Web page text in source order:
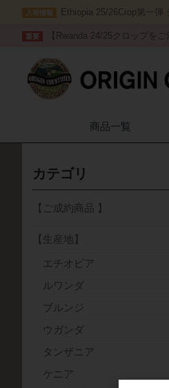
入荷情報 Ethiopia 25/26Crop第一弾
重要 【Rwanda 24/25クロップを
商品一覧
カテゴリ
【ご成約商品 】
【生産地】
エチオピア
ルワンダ
ブルンジ
ウガンダ
タンザニア
ケニア